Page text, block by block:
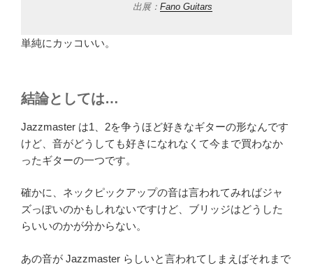
出展： Fano Guitars
単純にカッコいい。
結論としては…
Jazzmaster は1、2を争うほど好きなギターの形なんです
けど、音がどうしても好きになれなくて今まで買わなか
ったギターの一つです。
確かに、ネックピックアップの音は言われてみればジャ
ズっぽいのかもしれないですけど、ブリッジはどうした
らいいのかが分からない。
あの音が Jazzmaster らしいと言われてしまえばそれまで